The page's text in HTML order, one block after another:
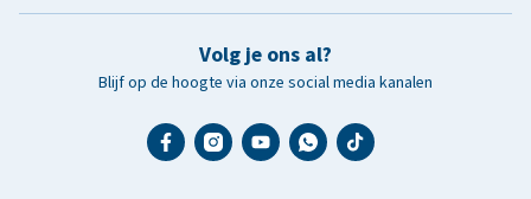
Volg je ons al?
Blijf op de hoogte via onze social media kanalen